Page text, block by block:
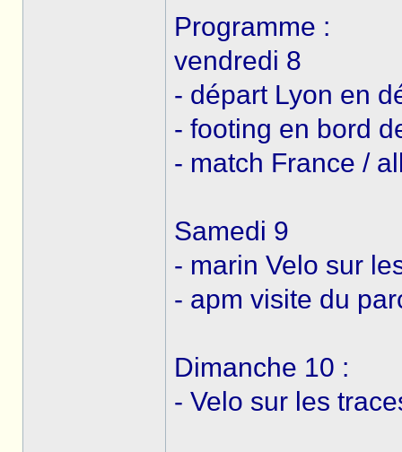
Programme :
vendredi 8
- départ Lyon en
- footing en bord
- match France /
Samedi 9
- marin Velo sur
- apm visite du
Dimanche 10 :
- Velo sur les